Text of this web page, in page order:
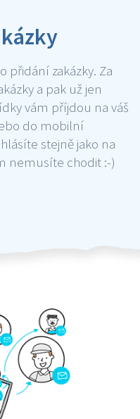
zakázky. Za
a pak už jen
vám příjdou na váš
do mobilní
stejně jako na
nemusíte chodit :-)